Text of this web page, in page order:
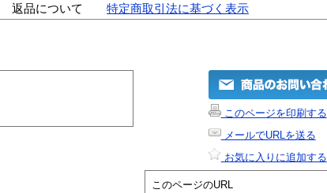
返品について
特定商取引法に基づく表示
このページを印刷する
メールでURLを送る
お気に入りに追加する
このページのURL